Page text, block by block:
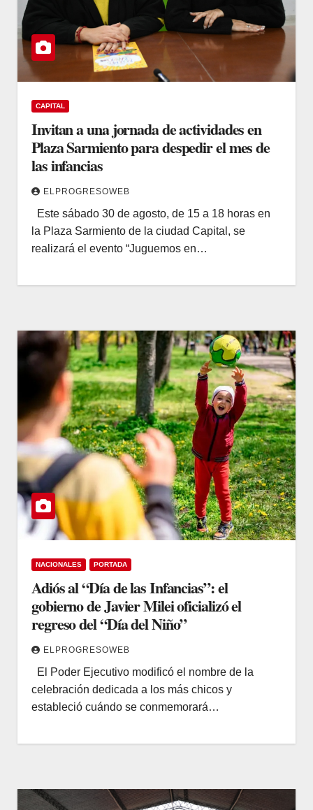
CAPITAL
Invitan a una jornada de actividades en
Plaza Sarmiento para despedir el mes de
las infancias
ELPROGRESOWEB
Este sábado 30 de agosto, de 15 a 18 horas en
la Plaza Sarmiento de la ciudad Capital, se
realizará el evento “Juguemos en…
NACIONALES PORTADA
Adiós al “Día de las Infancias”: el
gobierno de Javier Milei oficializó el
regreso del “Día del Niño”
ELPROGRESOWEB
El Poder Ejecutivo modificó el nombre de la
celebración dedicada a los más chicos y
estableció cuándo se conmemorará…